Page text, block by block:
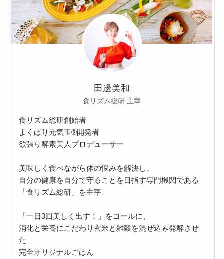
田邊美和
食リズム総研 主宰
食リズム総研創始者
よくばり元気玉®開発者
欲張り酵素美人プロデューサー
美味しく食べながら体の悩みを解決し、
自分の健康を自分で守ることを目指す専門機関である
「食リズム総研」を主宰
「一日3回美しく出す！」をゴールに、
消化と栄養にこだわり玄米と雑穀を混ぜ込み発酵させ
た
完全オリジナルごはん